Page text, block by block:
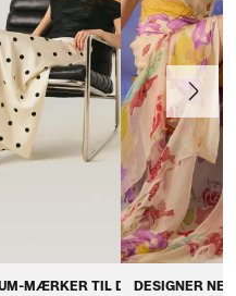
MÆRKER TIL DAMERDESIGNER
Næste